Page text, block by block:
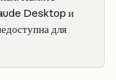
Desktop и
для